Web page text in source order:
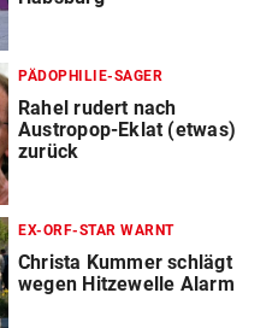
PÄDOPHILIE-SAGER
Rahel rudert nach
Austropop-Eklat (etwas)
zurück
EX-ORF-STAR WARNT
Christa Kummer schlägt
wegen Hitzewelle Alarm